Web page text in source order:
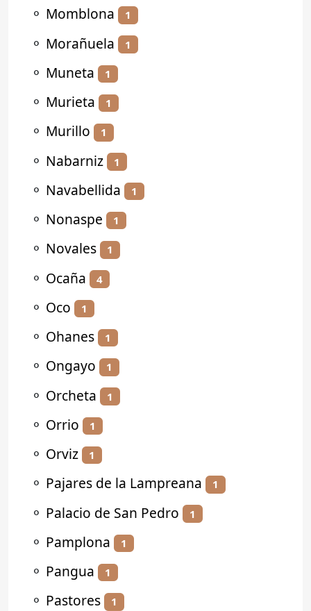
⚬ Momblona 1
⚬ Morañuela 1
⚬ Muneta 1
⚬ Murieta 1
⚬ Murillo 1
⚬ Nabarniz 1
⚬ Navabellida 1
⚬ Nonaspe 1
⚬ Novales 1
⚬ Ocaña 4
⚬ Oco 1
⚬ Ohanes 1
⚬ Ongayo 1
⚬ Orcheta 1
⚬ Orrio 1
⚬ Orviz 1
⚬ Pajares de la Lampreana 1
⚬ Palacio de San Pedro 1
⚬ Pamplona 1
⚬ Pangua 1
⚬ Pastores 1